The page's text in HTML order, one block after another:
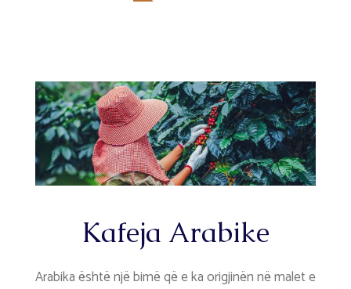
Kafeja Arabike
Arabika është një bimë që e ka origjinën në malet e